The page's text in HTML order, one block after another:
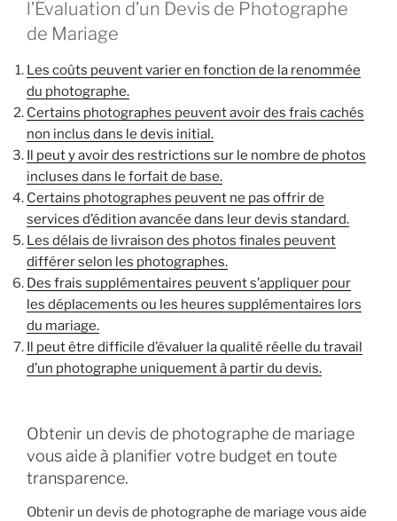
l’Évaluation d’un Devis de Photographe
de Mariage
Les coûts peuvent varier en fonction de la renommée
du photographe.
Certains photographes peuvent avoir des frais cachés
non inclus dans le devis initial.
Il peut y avoir des restrictions sur le nombre de photos
incluses dans le forfait de base.
Certains photographes peuvent ne pas offrir de
services d’édition avancée dans leur devis standard.
Les délais de livraison des photos finales peuvent
différer selon les photographes.
Des frais supplémentaires peuvent s’appliquer pour
les déplacements ou les heures supplémentaires lors
du mariage.
Il peut être difficile d’évaluer la qualité réelle du travail
d’un photographe uniquement à partir du devis.
Obtenir un devis de photographe de mariage
vous aide à planifier votre budget en toute
transparence.
Obtenir un devis de photographe de mariage vous aide